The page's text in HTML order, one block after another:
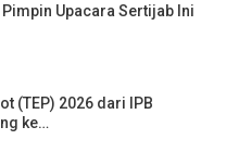
Upacara Sertijab Ini
(TEP) 2026 dari IPB
ke…